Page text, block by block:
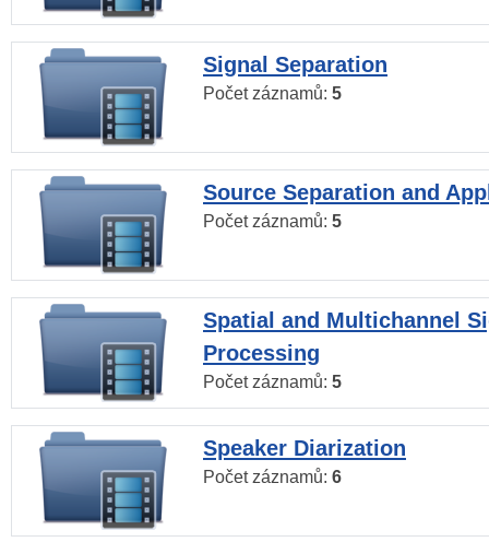
Signal Separation
Počet záznamů: 5
Source Separation and
Počet záznamů: 5
Spatial and Multichannel
Processing
Počet záznamů: 5
Speaker Diarization
Počet záznamů: 6